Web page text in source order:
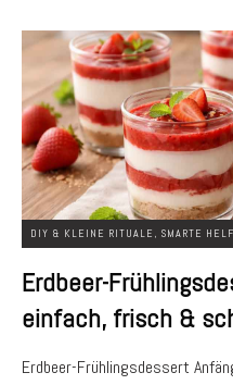
DIY & KLEINE RITUALE , SMARTE
Erdbeer-
einfach, frisch &
Erdbeer-Frühlingsdessert